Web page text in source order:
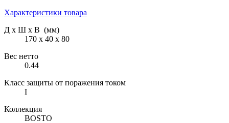
Характеристики товара
Д х Ш х В (мм)
170 х 40 х 80
Вес нетто
0.44
Класс защиты от поражения током
I
Коллекция
BOSTO